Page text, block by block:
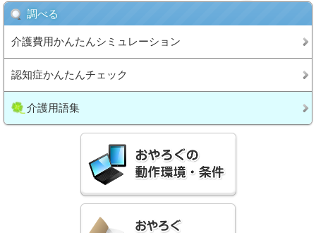
調べる
介護費用かんたんシミュレーション
認知症かんたんチェック
介護用語集